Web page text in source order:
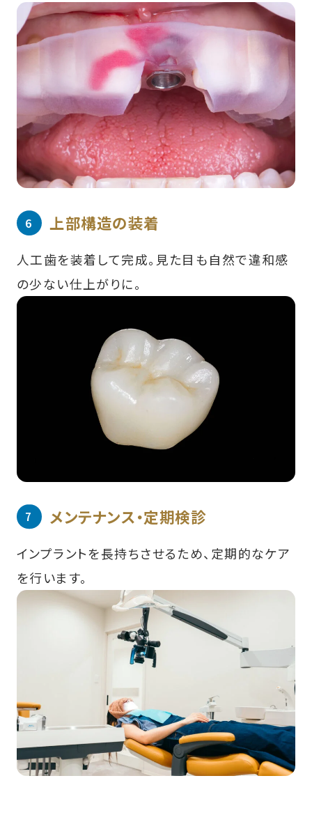
上部構造の装着
人工歯を装着して完成。見た目も自然で違和感
の少ない仕上がりに。
メンテナンス・定期検診
インプラントを長持ちさせるため、定期的なケア
を行います。